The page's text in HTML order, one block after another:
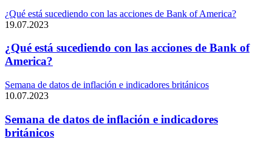
¿Qué está sucediendo con las acciones de Bank of America?
19.07.2023
¿Qué está sucediendo con las acciones de Bank of
America?
Semana de datos de inflación e indicadores británicos
10.07.2023
Semana de datos de inflación e indicadores
británicos